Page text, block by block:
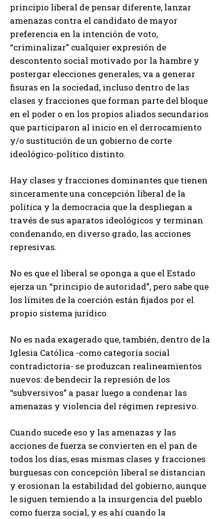
principio liberal de pensar diferente, lanzar
amenazas contra el candidato de mayor
preferencia en la intención de voto,
“criminalizar” cualquier expresión de
descontento social motivado por la hambre y
postergar elecciones generales, va a generar
fisuras en la sociedad, incluso dentro de las
clases y fracciones que forman parte del bloque
en el poder o en los propios aliados secundarios
que participaron al inicio en el derrocamiento
y/o sustitución de un gobierno de corte
ideológico-político distinto.
Hay clases y fracciones dominantes que tienen
sinceramente una concepción liberal de la
política y la democracia que la despliegan a
través de sus aparatos ideológicos y terminan
condenando, en diverso grado, las acciones
represivas.
No es que el liberal se oponga a que el Estado
ejerza un “principio de autoridad”, pero sabe que
los límites de la coerción están fijados por el
propio sistema jurídico.
No es nada exagerado que, también, dentro de la
Iglesia Católica -como categoría social
contradictoria- se produzcan realineamientos
nuevos: de bendecir la represión de los
“subversivos” a pasar luego a condenar las
amenazas y violencia del régimen represivo.
Cuando sucede eso y las amenazas y las
acciones de fuerza se convierten en el pan de
todos los días, esas mismas clases y fracciones
burguesas con concepción liberal se distancian
y erosionan la estabilidad del gobierno, aunque
le siguen temiendo a la insurgencia del pueblo
como fuerza social, y es ahí cuando la